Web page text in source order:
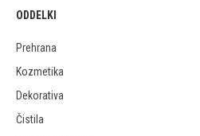
ODDELKI
Prehrana
Kozmetika
Dekorativa
Čistila